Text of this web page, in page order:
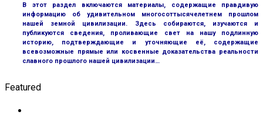
В этот раздел включаются материалы, содержащие правдивую
информацию об удивительном многосоттысячелетнем прошлом
нашей земной цивилизации. Здесь собираются, изучаются и
публикуются сведения, проливающие свет на нашу подлинную
историю, подтверждающие и уточняющие её, содержащие
всевозможные прямые или косвенные доказательства реальности
славного прошлого нашей цивилизации…
Featured